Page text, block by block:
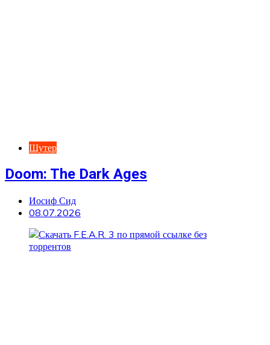
Шутер
Doom: The Dark Ages
Иосиф Сид
08.07.2026